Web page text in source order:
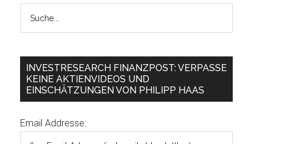
INVESTRESEARCH FINANZPOST: VERPASSE
KEINE AKTIENVIDEOS UND
EINSCHÄTZUNGEN VON PHILIPP HAAS
Email Addresse: